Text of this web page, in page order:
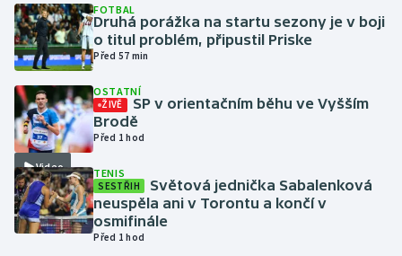
Krasobruslení
Lyže a snowboard
Moderní pětiboj
Motorsport
FOTBAL
Druhá porážka na startu sezony je v boji
o titul problém, připustil Priske
Před 57 min
Video
OSTATNÍ
ŽIVĚ
SP v orientačním běhu ve Vyšším
Brodě
Před 1 hod
TENIS
SESTŘIH
Světová jednička Sabalenková
neuspěla ani v Torontu a končí v
osmifinále
Před 1 hod